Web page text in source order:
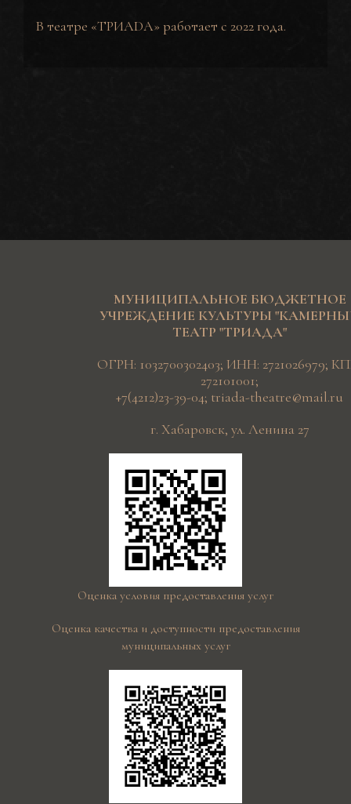
В театре «ТРИАDА» работает с 2022 года.
МУНИЦИПАЛЬНОЕ БЮДЖЕТНОЕ
УЧРЕЖДЕНИЕ КУЛЬТУРЫ
ТЕАТР "ТРИАДА"
ОГРН: 1032700302403; ИНН: 2721026979;
272101001;
+7(4212)23-39-04; triada-theatre@mail.ru
г. Хабаровск, ул. Ленина 27
Оценка условия предоставления услуг
Оценка качества и доступности предоставления
муниципальных услуг